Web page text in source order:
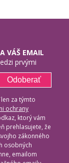
VÁŠ EMAIL
prvými
Odoberať
za týmto
ochrany
ktorý vám
prehlasujete, že
zákonného
osobných
emailom